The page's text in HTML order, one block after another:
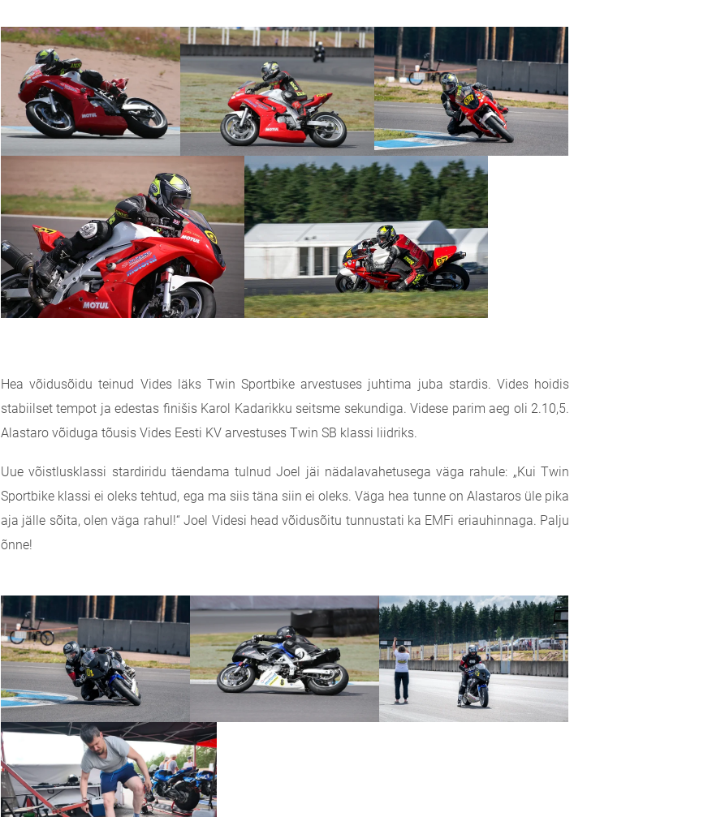
Hea võidusõidu teinud Vides läks Twin Sportbike arvestuses juhtima juba stardis. Vides hoidis
stabiilset tempot ja edestas finišis Karol Kadarikku seitsme sekundiga. Videse parim aeg oli 2.10,5.
Alastaro võiduga tõusis Vides Eesti KV arvestuses Twin SB klassi liidriks.
Uue võistlusklassi stardiridu täendama tulnud Joel jäi nädalavahetusega väga rahule: „Kui Twin
Sportbike klassi ei oleks tehtud, ega ma siis täna siin ei oleks. Väga hea tunne on Alastaros üle pika
aja jälle sõita, olen väga rahul!“ Joel Videsi head võidusõitu tunnustati ka EMFi eriauhinnaga. Palju
õnne!